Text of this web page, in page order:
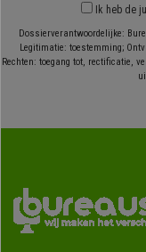
Ik heb de
Dossierverantwoordelijke:
Legitimatie: toestemming;
Rechten: toegang tot, rectificatie,